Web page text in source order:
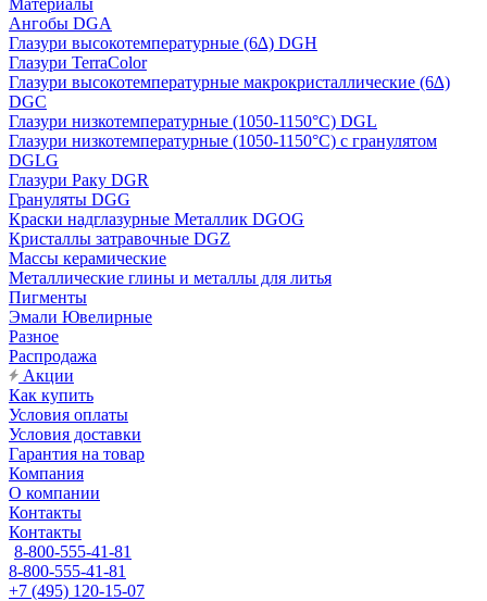
Материалы
Ангобы DGA
Глазури высокотемпературные (6∆) DGH
Глазури TerraColor
Глазури высокотемпературные макрокристаллические (6∆)
DGC
Глазури низкотемпературные (1050-1150°С) DGL
Глазури низкотемпературные (1050-1150°С) с гранулятом
DGLG
Глазури Раку DGR
Грануляты DGG
Краски надглазурные Металлик DGOG
Кристаллы затравочные DGZ
Массы керамические
Металлические глины и металлы для литья
Пигменты
Эмали Ювелирные
Разное
Распродажа
Акции
Как купить
Условия оплаты
Условия доставки
Гарантия на товар
Компания
О компании
Контакты
Контакты
8-800-555-41-81
8-800-555-41-81
+7 (495) 120-15-07